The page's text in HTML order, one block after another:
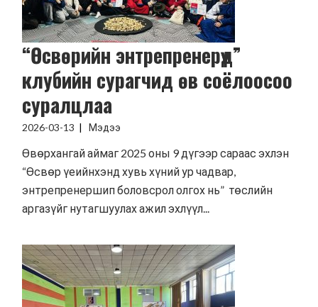
“Өсвөрийн энтрепренерүүд”
клубийн сурагчид өв соёлоосоо
суралцлаа
2026-03-13 Мэдээ
Өвөрхангай аймаг 2025 оны 9 дүгээр сараас эхлэн
“Өсвөр үеийнхэнд хувь хүний ур чадвар,
энтрепренершип боловсрол олгох нь” төслийн
аргазүйг нутагшуулах ажил эхлүүл...